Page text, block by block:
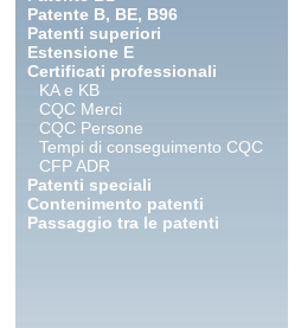
Patente B, BE, B96
Patenti superiori
Estensione E
Certificati professionali
KA e KB
CQC Merci
CQC Persone
Tempi di conseguimento CQC
CFP ADR
Patenti speciali
Contenimento patenti
Passaggio tra le patenti